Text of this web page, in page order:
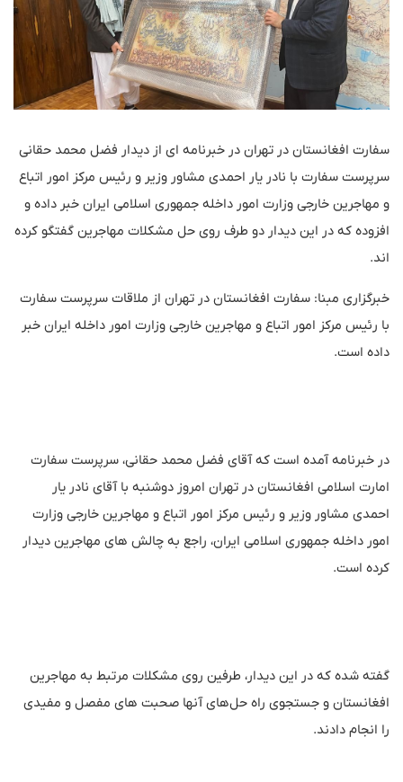
سفارت افغانستان در تهران در خبرنامه ای از دیدار فضل محمد حقانی
سرپرست سفارت با نادر یار احمدی مشاور وزیر و رئیس مرکز امور اتباع
و‌ مهاجرین خارجی وزارت امور داخله جمهوری اسلامی ایران خبر داده و
افزوده که در این دیدار دو طرف روی حل مشکلات مهاجرین گفتگو کرده
اند.
خبرگزاری مبنا: سفارت افغانستان در تهران از ملاقات سرپرست سفارت
با رئیس مرکز امور اتباع و مهاجرین خارجی وزارت امور داخله ایران خبر
داده است.
در خبرنامه آمده است که آقای فضل محمد حقانی، سرپرست سفارت
امارت اسلامی افغانستان در تهران امروز دوشنبه با آقای نادر یار
احمدی مشاور وزیر و رئیس مرکز امور اتباع و‌ مهاجرین خارجی وزارت
امور داخله جمهوری اسلامی ایران، راجع به چالش های مهاجرین دیدار
کرده است.
گفته شده که در این دیدار، طرفین روی مشکلات مرتبط به مهاجرین
افغانستان و جستجوی راه حل‌های آنها صحبت های مفصل و مفیدی
را انجام دادند.